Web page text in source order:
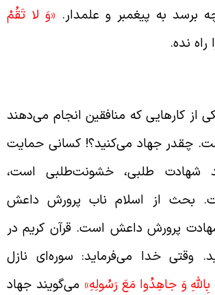
برسد به پیغمبر و علمدار.«وَ لا تَقُمْ
نده.
کارهایی که منافقین انجام می‌دهند
چقدر جهاد می‌کنید؟! کسانی حمایت
طلبی، خشونت‌طلبی است،
بحث از اسلام ناب پرورش داعش
پرورش داعش است. قرآن کریم در
وقتی خدا می‌فرماید: سوره‌ای نازل
وَ جاهِدُوا مَعَ رَسُولِهِ»می‌گویند جهاد